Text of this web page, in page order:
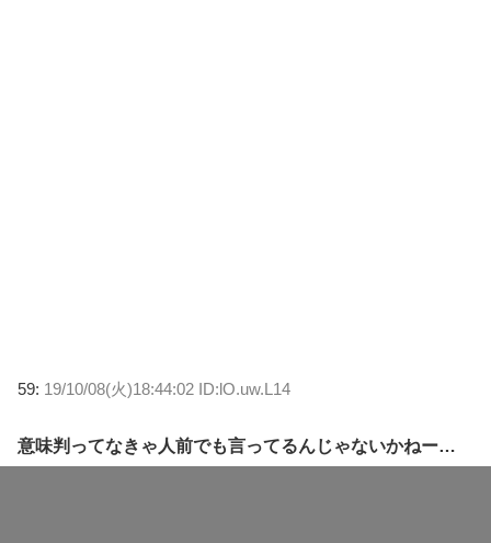
59: 19/10/08(火)18:44:02 ID:lO.uw.L14
意味判ってなきゃ人前でも言ってるんじゃないかねー…